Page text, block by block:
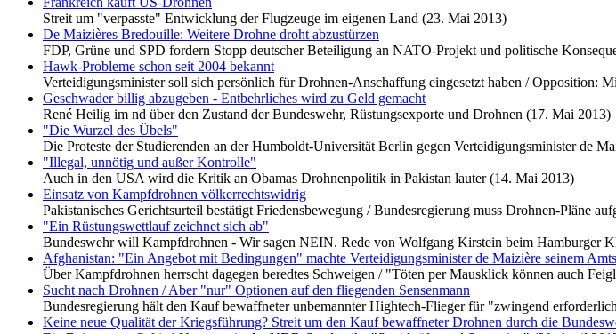
Streit um "verpasste" Entwicklung der Flugzeuge im eigenen Land (23. Mai 2013)
De Maizières Bredouille: Weitere Drohne droht abzustürzen
FDP, Grüne und SPD fordern Stopp deutscher Beteiligung an NATO-Projekt und politische
Hawk-Probleme schon seit 2004 bekannt
Verteidigungsminister soll sich persönlich für Drohnen-Anschaffung eingesetzt haben / Opposition:
Geschwader billig abzugeben - Entbehrliches wird zu Geld gemacht
René Heilig im nd über den Zustand der Bundeswehr, Rüstungsexporte und Drohnen (17. Mai 2013)
"Die Wurzel des Übels"
Die Proteste der Studierenden an der Humboldt-Universität Berlin gegen Verteidigungsminister de
"Illegal, unnötig und außer Kontrolle"
Auch in den USA wird die Kritik an Obamas Drohnenpolitik in Pakistan lauter (14. Mai 2013)
Einsatz von Kampfdrohnen völkerrechtswidrig
Pakistanisches Gerichtsurteil bestätigt Friedensbewegung / Bundesregierung muss Drohnen-Pläne
"Ein Rüstungswettlauf zeichnet sich ab"
Bundeswehr will Kampfdrohnen - Wir sagen NEIN. Rede von Wolfgang Kirstein beim Hamburger
Afghanistan: "Ein Angebot mit Bedingungen" machte Verteidigungsminister de Maizière seinem
Über Kampfdrohnen herrscht dagegen beredtes Schweigen / "Töten per Mausklick können auch
Sucht nach Drohnen / Aber "nur" Optionen auf den fliegenden Sensenmann
Bundesregierung hält den Kauf bewaffneter unbemannter Hightech-Flieger für "zwingend
Keine neue Qualität der Kriegsführung? Streit um den Kauf bewaffneter Drohnen durch die